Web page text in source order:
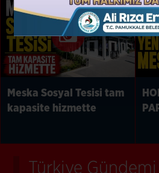
Meska Sosyal Tesisi tam
kapasite hizmette
Türkiye Gündemi